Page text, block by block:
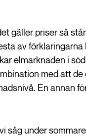
gäller priser så
av
elmarknaden i
med att
En annan
såg under